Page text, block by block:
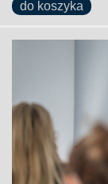
do koszyka